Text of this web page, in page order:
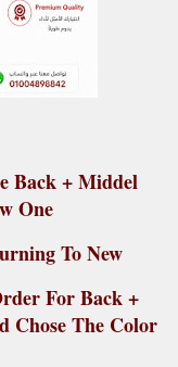
One .
Then Your Mobile Phone Returning To New
For Back +
Chose The Color